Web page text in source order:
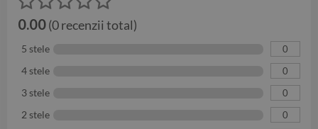
0.00(0 recenzii total)
5 stele 0
4 stele 0
3 stele 0
2 stele 0